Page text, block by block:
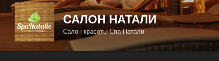
CАЛОН НАТАЛИ
Салон красоты Спа Натали